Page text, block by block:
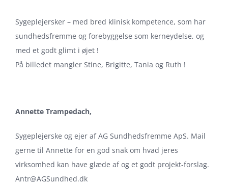
Sygeplejersker – med bred klinisk kompetence, som har
sundhedsfremme og forebyggelse som kerneydelse, og
med et godt glimt i øjet !
På billedet mangler Stine, Brigitte, Tania og Ruth !
Annette Trampedach,
Sygeplejerske og ejer af AG Sundhedsfremme ApS. Mail
gerne til Annette for en god snak om hvad jeres
virksomhed kan have glæde af og et godt projekt-forslag.
Antr@AGSundhed.dk